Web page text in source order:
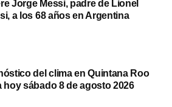
Jorge Messi, padre de Lionel
a los 68 años en Argentina
del clima en Quintana Roo
hoy sábado 8 de agosto 2026